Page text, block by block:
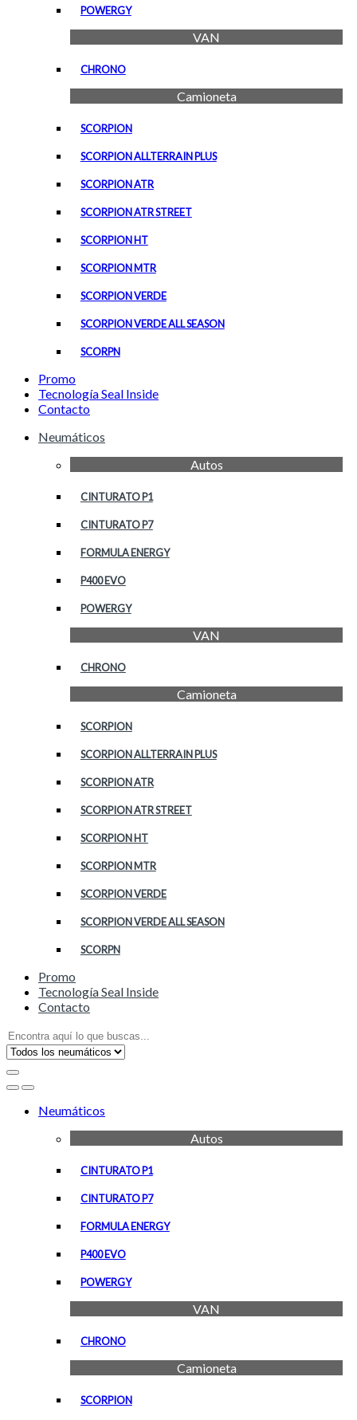
POWERGY
VAN
CHRONO
Camioneta
SCORPION
SCORPION ALLTERRAIN PLUS
SCORPION ATR
SCORPION ATR STREET
SCORPION HT
SCORPION MTR
SCORPION VERDE
SCORPION VERDE ALL SEASON
SCORPN
Promo
Tecnología Seal Inside
Contacto
Neumáticos
Autos
CINTURATO P1
CINTURATO P7
FORMULA ENERGY
P400 EVO
POWERGY
VAN
CHRONO
Camioneta
SCORPION
SCORPION ALLTERRAIN PLUS
SCORPION ATR
SCORPION ATR STREET
SCORPION HT
SCORPION MTR
SCORPION VERDE
SCORPION VERDE ALL SEASON
SCORPN
Promo
Tecnología Seal Inside
Contacto
Search
for:
OpenClose
Neumáticos
Autos
CINTURATO P1
CINTURATO P7
FORMULA ENERGY
P400 EVO
POWERGY
VAN
CHRONO
Camioneta
SCORPION